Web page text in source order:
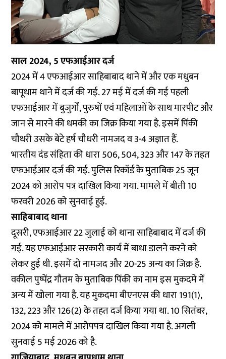
साल 2024, 5 एफआईआर दर्ज
2024 में 4 एफआईआर साहिबाबाद थाने में और एक मधुबन
बापूधाम थाने में दर्ज की गई. 27 मई में दर्ज की गई पहली
एफआईआर में बुजुर्गों, पुरुषों एवं महिलाओं के साथ मारपीट और
जान से मारने की धमकी का जिक्र किया गया है. इसमें पिंकी
चौधरी उसके बेटे हर्ष चौधरी नामजद व 3-4 अज्ञात हैं.
भारतीय दंड संहिता की धारा 506, 504, 323 और 147 के तहत
एफआईआर दर्ज की गई. पुलिस रिकॉर्ड के मुताबिक 25 जून
2024 को आरोप पत्र दाखिल किया गया. मामले में बीती 10
फरवरी 2026 को सुनवाई हुई.
साहिबाबाद थाना
दूसरी, एफआईआर 22 जुलाई को थाना साहिबाबाद में दर्ज की
गई. यह एफआईआर सरकारी कार्य में बाधा डालने करने को
लेकर हुई थी. इसमें दो नामजद और 20-25 अन्य का जिक्र है.
वकील पुष्पेंद्र गौतम के मुताबिक पिंकी का नाम इस मुकदमे में
अन्य में खोला गया है. यह मुकदमा बीएनएस की धारा 191(1),
132, 223 और 126(2) के तहत दर्ज किया गया था. 10 सितंबर,
2024 को मामले में आरोपपत्र दाखिल किया गया है. अगली
सुनवाई 5 मई 2026 को है.